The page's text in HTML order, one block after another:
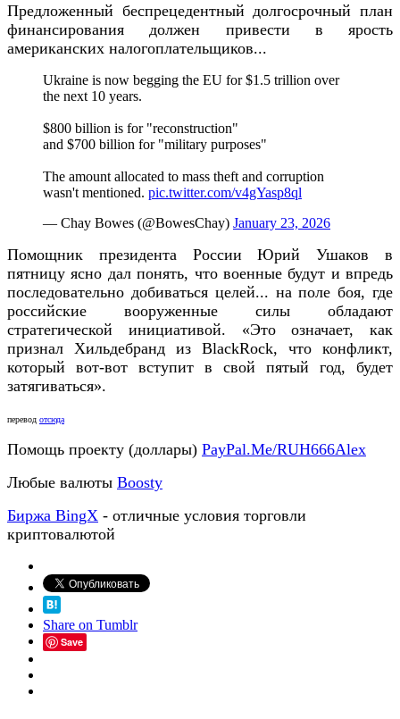
Предложенный беспрецедентный долгосрочный план
финансирования должен привести в ярость
американских налогоплательщиков...
Ukraine is now begging the EU for $1.5 trillion over
the next 10 years.
$800 billion is for "reconstruction"
and $700 billion for "military purposes"
The amount allocated to mass theft and corruption
wasn't mentioned. pic.twitter.com/v4gYasp8ql
— Chay Bowes (@BowesChay) January 23, 2026
Помощник президента России Юрий Ушаков в
пятницу ясно дал понять, что военные будут и впредь
последовательно добиваться целей... на поле боя, где
российские вооруженные силы обладают
стратегической инициативой. «Это означает, как
признал Хильдебранд из BlackRock, что конфликт,
который вот-вот вступит в свой пятый год, будет
затягиваться».
перевод отсюда
Помощь проекту (доллары) PayPal.Me/RUH666Alex
Любые валюты Boosty
Биржа BingX - отличные условия торговли
криптовалютой
Share on Tumblr
Save